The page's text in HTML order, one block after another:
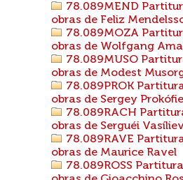
78.089MEND
obras de Feliz
78.089MOZA
obras de Wolfgang
78.089MUSO
obras de Modest
78.089PROK
obras de Sergey
78.089RACH
obras de Serguéi
78.089RAVE
obras de Maurice Ravel
78.089ROSS